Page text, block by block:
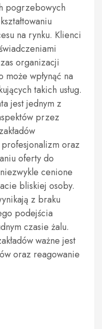
pogrzebowych
na rynku. Klienci
organizacji
wpłynąć na
takich usług.
jest jednym z
przez
oraz
oferty do
cenione
bliskiej osoby.
z braku
podejścia
czasie żalu.
ważne jest
oraz reagowanie